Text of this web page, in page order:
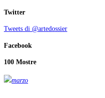
Twitter
Tweets di @artedossier
Facebook
100 Mostre
marzo